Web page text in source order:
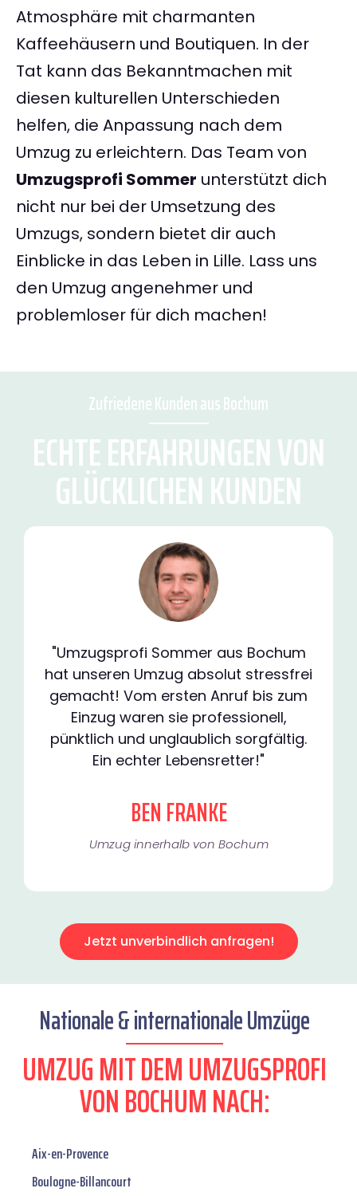
Atmosphäre mit charmanten
Kaffeehäusern und Boutiquen. In der
Tat kann das Bekanntmachen mit
diesen kulturellen Unterschieden
helfen, die Anpassung nach dem
Umzug zu erleichtern. Das Team von
Umzugsprofi Sommer unterstützt dich
nicht nur bei der Umsetzung des
Umzugs, sondern bietet dir auch
Einblicke in das Leben in Lille. Lass uns
den Umzug angenehmer und
problemloser für dich machen!
Zufriedene Kunden aus Bochum
ECHTE ERFAHRUNGEN VON
GLÜCKLICHEN KUNDEN
"Umzugsprofi Sommer aus Bochum
hat unseren Umzug absolut stressfrei
gemacht! Vom ersten Anruf bis zum
Einzug waren sie professionell,
pünktlich und unglaublich sorgfältig.
Ein echter Lebensretter!"
BEN FRANKE
Umzug innerhalb von Bochum​
Jetzt unverbindlich anfragen!
Nationale & internationale Umzüge
UMZUG MIT DEM UMZUGSPROFI
VON BOCHUM NACH:
Aix-en-Provence
Boulogne-Billancourt